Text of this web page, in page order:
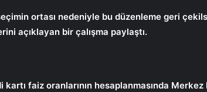
ortası nedeniyle bu düzenleme geri
açıklayan bir çalışma paylaştı.
kartı faiz oranlarının hesaplanmasında